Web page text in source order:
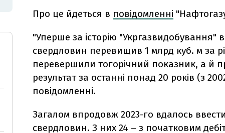
Про це йдеться в повідомленні
"Уперше за історію "Укргазвидобування"
свердловин перевищив 1 млрд куб. м за
перевершили тогорічний показник, а й
результат за останні понад 20 років (з
повідомленні.
Загалом впродовж 2023-го вдалось
свердловин. З них 24 – з початковим